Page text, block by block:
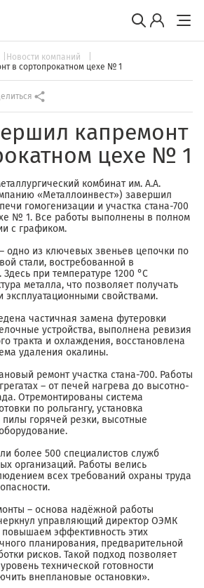
Новости компаний
в сортопрокатном цехе № 1
капремонт
цехе № 1
комбинат им. А.А.
«Металлоинвест») завершил
гомогенизации и участка стана-700
№ 1. Все работы выполнены в полном
с графиком.
одно из ключевых звеньев цепочки по
стали, востребованной в
при температуре 1200 °C
металла, что позволяет получать
эксплуатационными свойствами.
частичная замена футеровки
устройства, выполнена ревизия
тракта и охлаждения, восстановлена
удаления окалины.
ремонт участка стана-700. Работы
– от печей нагрева до высотно-
Отремонтированы система
по рольгангу, установка
горячей резки, высотные
более 500 специалистов служб
организаций. Работы велись
всех требований охраны труда
– основа надёжной работы
управляющий директор ОЭМК
эффективность этих
планирования, предварительной
рисков. Такой подход позволяет
технической готовности
внеплановые остановки».